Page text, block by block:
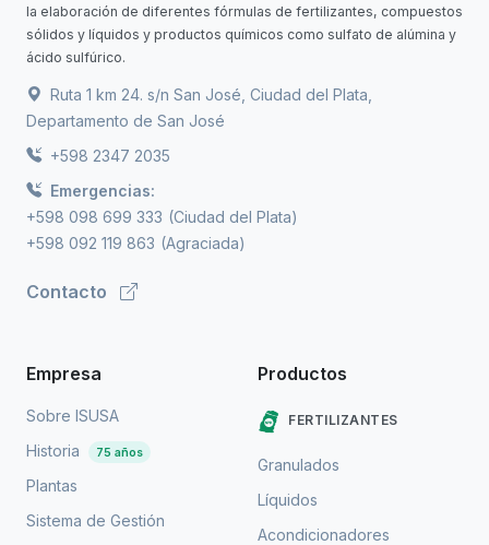
la elaboración de diferentes fórmulas de fertilizantes, compuestos
sólidos y líquidos y productos químicos como sulfato de alúmina y
ácido sulfúrico.
Ruta 1 km 24. s/n San José, Ciudad del Plata,
Departamento de San José
+598 2347 2035
Emergencias:
+598 098 699 333 (Ciudad del Plata)
+598 092 119 863 (Agraciada)
Contacto
Empresa
Sobre ISUSA
Historia
75 años
Plantas
Sistema de Gestión
Productos
FERTILIZANTES
Granulados
Líquidos
Acondicionadores